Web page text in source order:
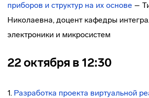
приборов и структур на их основе –
Николаевна, доцент кафедры
электроники и микросистем
22 октября в 12:30
1. Разработка проекта виртуальной